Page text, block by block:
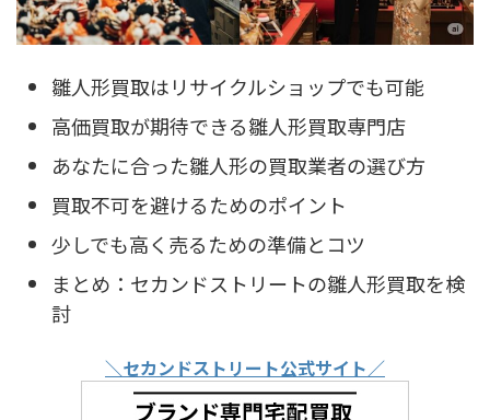
雛人形買取はリサイクルショップでも可能
高価買取が期待できる雛人形買取専門店
あなたに合った雛人形の買取業者の選び方
買取不可を避けるためのポイント
少しでも高く売るための準備とコツ
まとめ：セカンドストリートの雛人形買取を検
討
＼セカンドストリート公式サイト／